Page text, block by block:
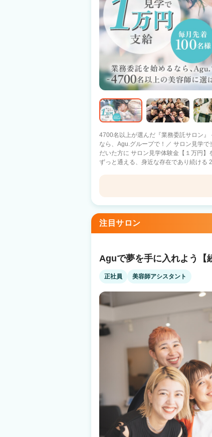
4700名以上が選んだ『業務委託サロン』 それがAgu.
なら、Agu.グループで！／ サロン見学
だいた方に サロン見学体験金【１万円
ずっと通える、身近な存在であり続ける
ルのプロ選手×Agu. スタイリストとして働きなが
客は会社の本部が一括対応しているため
集客満足度94.4%！ Q.業務委託制度がよく分かっていないです… A.確定申告サポート
用意 （出産・育児・病気での休業にと
件あり ☝だから安心！ 当社は2021年11月19日よりグロース市場へ上場 安心・安全の
上場企業サロン ※現時点で美容室経営企業での上
『リアル』をぜひ知ってください！ あな
す。
Men’s hair salon First 秦野
秦野駅 徒歩3分
注目サロン
Aguで夢を手に入れよう【
正社員 美容師アシスタント